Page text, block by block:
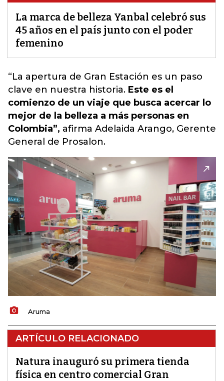
La marca de belleza Yanbal celebró sus
45 años en el país junto con el poder
femenino
“La apertura de Gran Estación es un paso
clave en nuestra historia. Este es el
comienzo de un viaje que busca acercar lo
mejor de la belleza a más personas en
Colombia”, afirma Adelaida Arango, Gerente
General de Prosalon.
Aruma
ARTÍCULO RELACIONADO
Natura inauguró su primera tienda
física en centro comercial Gran